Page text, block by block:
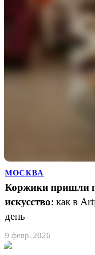
МОСКВА
Коржики пришли
искусство: как в
день
9 февр. 2026